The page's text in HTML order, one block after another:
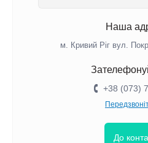
Наша
м. Кривий Ріг вул.
+38 (073)
До